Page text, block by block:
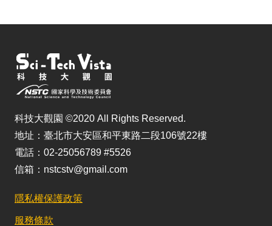
科技大觀園 ©2020 All Rights Reserved.
地址：臺北市大安區和平東路二段106號22樓
電話：02-25056789 #5526
信箱：nstcstv@gmail.com
隱私權保護政策
服務條款